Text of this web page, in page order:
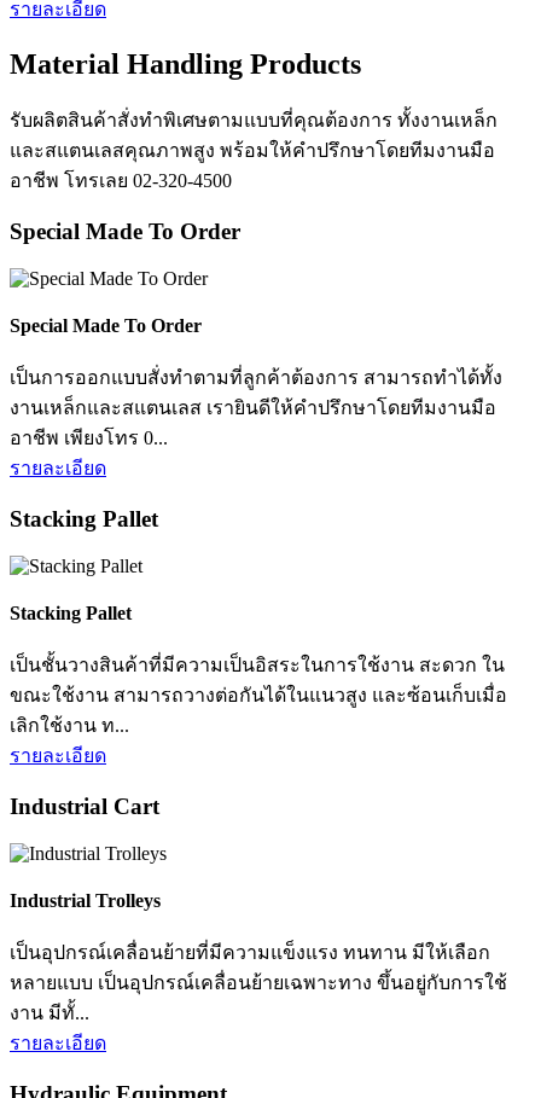
Gondola Shelving
เป็นชั้นวางสินค้า สำหรับร้านค้าขนาดใหญ่ อาทิเช่น ร้านค้า
วัสดุก่อสร้างหรือฮาร์ดแวร์, ร้านค้าส่ง-ค้าปลีก(Super Store),
ร้า...
รายละเอียด
Material Handling Products
และสแตนเลสคุณภาพสูง พร้อมให้คำปรึกษาโดยทีมงานมือ
อาชีพ โทรเลย 02-320-4500
Special Made To Order
Special Made To Order
เป็นการออกแบบสั่งทำตามที่ลูกค้าต้องการ สามารถทำได้ทั้ง